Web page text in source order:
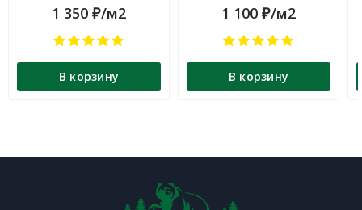
1 350 ₽/м2
В корзину
1 100 ₽/м2
В корзину